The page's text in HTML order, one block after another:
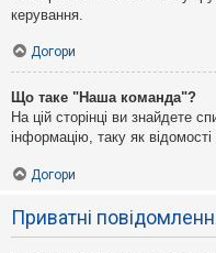
керування.
Догори
Що таке "Наша команда"?
На цій сторінці ви знайдете
інформацію, таку як
Догори
Приватні